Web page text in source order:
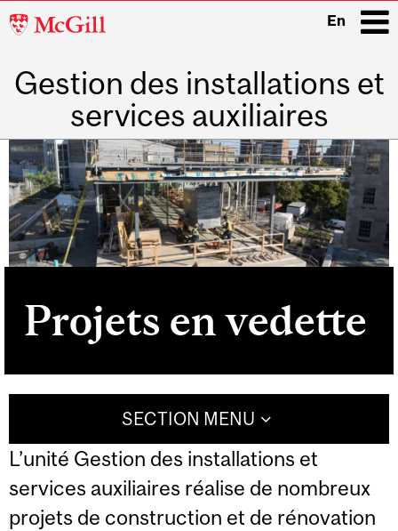
McGill
En
Gestion des installations et
services auxiliaires
Main
navigation
Projets en vedette
SECTION MENU
L’unité Gestion des installations et
services auxiliaires réalise de nombreux
projets de construction et de rénovation